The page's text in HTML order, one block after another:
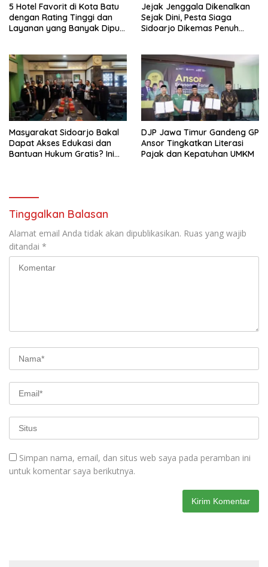
5 Hotel Favorit di Kota Batu
dengan Rating Tinggi dan
Layanan yang Banyak Dipuji
Jejak Jenggala Dikenalkan
Sejak Dini, Pesta Siaga
Sidoarjo Dikemas Penuh
Masyarakat Sidoarjo Bakal
Dapat Akses Edukasi dan
Bantuan Hukum Gratis? Ini
DJP Jawa Timur Gandeng GP
Ansor Tingkatkan Literasi
Pajak dan Kepatuhan UMKM
Tinggalkan Balasan
Alamat email Anda tidak akan dipublikasikan. Ruas yang wajib
ditandai *
Simpan nama, email, dan situs web saya pada peramban ini
untuk komentar saya berikutnya.